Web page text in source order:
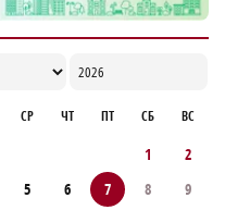
СР ЧТ ПТ СБ ВС
1
2
5 6 7 8
9